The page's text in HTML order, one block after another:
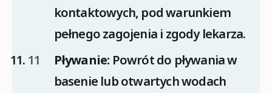
kontaktowych, pod warunkiem
pełnego zagojenia i zgody lekarza.
Pływanie: Powrót do pływania w
basenie lub otwartych wodach